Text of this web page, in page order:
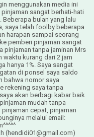
menggunakan media ini
sangat berhati-hati
Beberapa bulan yang lalu
saya telah foolby beberapa
harapan sampai seorang
pemberi pinjaman sangat
pinjaman tanpa jaminan Mrs
waktu kurang dari 2 jam
hanya 1%. Saya sangat
di ponsel saya saldo
bahwa nomor saya
rekening saya tanpa
akan berbagi kabar baik
mudah tanpa
cepat, pinjaman
melalui email:
(hendidi01@gmail.com)